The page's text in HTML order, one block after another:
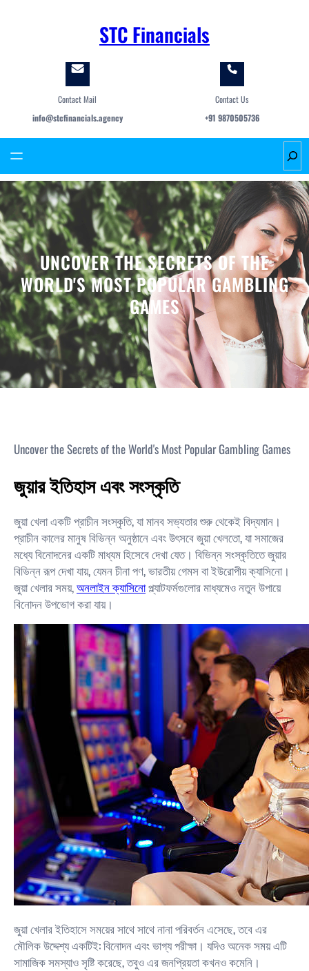
STC Financials
Contact Mail
info@stcfinancials.agency
Contact Us
+91 9870505736
e
a
r
c
h
UNCOVER THE SECRETS OF THE
WORLD'S MOST POPULAR GAMBLING
GAMES
Uncover the Secrets of the World's Most Popular Gambling Games
জুয়ার ইতিহাস এবং সংস্কৃতি
জুয়া খেলা একটি প্রাচীন সংস্কৃতি, যা মানব সভ্যতার শুরু থেকেই বিদ্যমান।
প্রাচীন কালের মানুষ বিভিন্ন অনুষ্ঠানে এবং উৎসবে জুয়া খেলতো, যা সমাজের
মধ্যে বিনোদনের একটি মাধ্যম হিসেবে দেখা যেত। বিভিন্ন সংস্কৃতিতে জুয়ার
বিভিন্ন রূপ দেখা যায়, যেমন চীনা পণ, ভারতীয় গেমস বা ইউরোপীয় ক্যাসিনো।
জুয়া খেলার সময়,অনলাইন ক্যাসিনোপ্ল্যাটফর্মগুলোর মাধ্যমেও নতুন উপায়ে
বিনোদন উপভোগ করা যায়।
জুয়া খেলার ইতিহাসে সময়ের সাথে সাথে নানা পরিবর্তন এসেছে, তবে এর
মৌলিক উদ্দেশ্য একটিই: বিনোদন এবং ভাগ্য পরীক্ষা। যদিও অনেক সময় এটি
সামাজিক সমস্যাও সৃষ্টি করেছে, তবুও এর জনপ্রিয়তা কখনও কমেনি।